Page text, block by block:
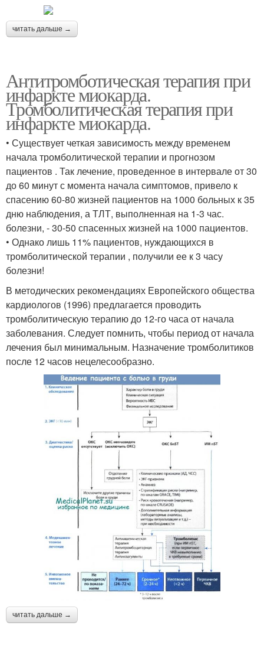
читать дальше →
Антитромботическая терапия при
инфаркте миокарда.
Тромболитическая терапия при
инфаркте миокарда.
• Существует четкая зависимость между временем
начала тромболитической терапии и прогнозом
пациентов . Так лечение, проведенное в интервале от 30
до 60 минут с момента начала симптомов, привело к
спасению 60-80 жизней пациентов на 1000 больных к 35
дню наблюдения, а ТЛТ, выполненная на 1-3 час.
болезни, - 30-50 спасенных жизней на 1000 пациентов.
• Однако лишь 11% пациентов, нуждающихся в
тромболитической терапии , получили ее к 3 часу
болезни!
В методических рекомендациях Европейского общества
кардиологов (1996) предлагается проводить
тромболитическую терапию до 12-го часа от начала
заболевания. Следует помнить, чтобы период от начала
лечения был минимальным. Назначение тромболитиков
после 12 часов нецелесообразно.
читать дальше →